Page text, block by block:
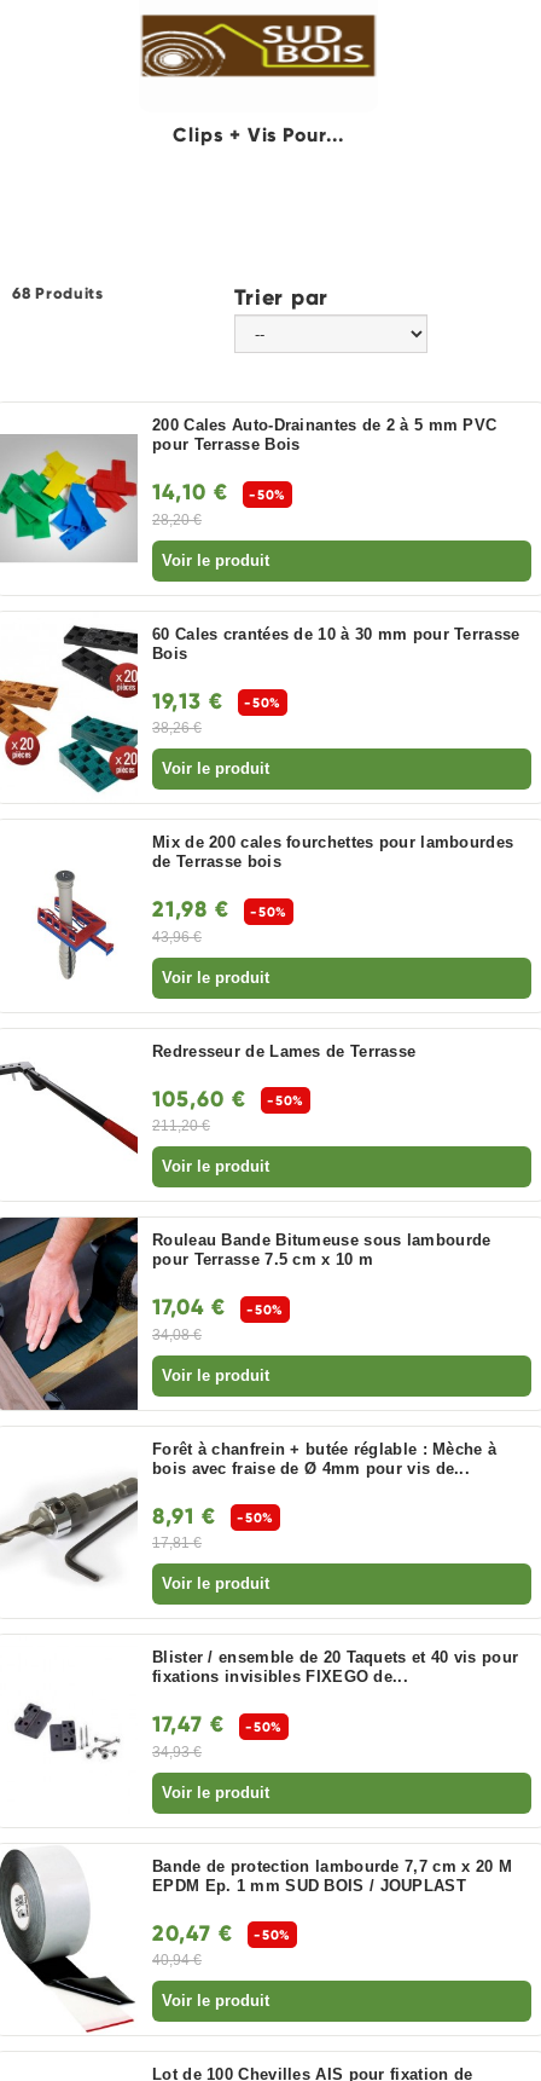
Clips + Vis Pour...
68 Produits Trier par
200 Cales Auto-Drainantes de 2 à 5 mm PVC
pour Terrasse Bois
14,10 €
-50%
28,20 €
Voir le produit
60 Cales crantées de 10 à 30 mm pour Terrasse
Bois
19,13 €
-50%
38,26 €
Voir le produit
Mix de 200 cales fourchettes pour lambourdes
de Terrasse bois
21,98 €
-50%
43,96 €
Voir le produit
Redresseur de Lames de Terrasse
105,60 €
-50%
211,20 €
Voir le produit
Rouleau Bande Bitumeuse sous lambourde
pour Terrasse 7.5 cm x 10 m
17,04 €
-50%
34,08 €
Voir le produit
Forêt à chanfrein + butée réglable : Mèche à
bois avec fraise de Ø 4mm pour vis de...
8,91 €
-50%
17,81 €
Voir le produit
Blister / ensemble de 20 Taquets et 40 vis pour
fixations invisibles FIXEGO de...
17,47 €
-50%
34,93 €
Voir le produit
Bande de protection lambourde 7,7 cm x 20 M
EPDM Ep. 1 mm SUD BOIS / JOUPLAST
20,47 €
-50%
40,94 €
Voir le produit
Lot de 100 Chevilles AIS pour fixation de